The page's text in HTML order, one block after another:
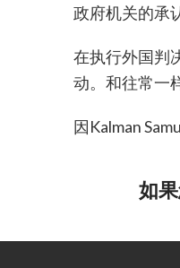
政府机关的承
在执行外国判
动。和往常一
因Kalman
如